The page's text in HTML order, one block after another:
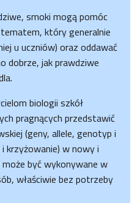
smoki mogą pomóc
który generalnie
u uczniów) oraz oddawać
dobrze, jak prawdziwe
biologii szkół
pragnących przedstawić
(geny, allele, genotyp i
krzyżowanie) w nowy i
być wykonywane w
właściwie bez potrzeby